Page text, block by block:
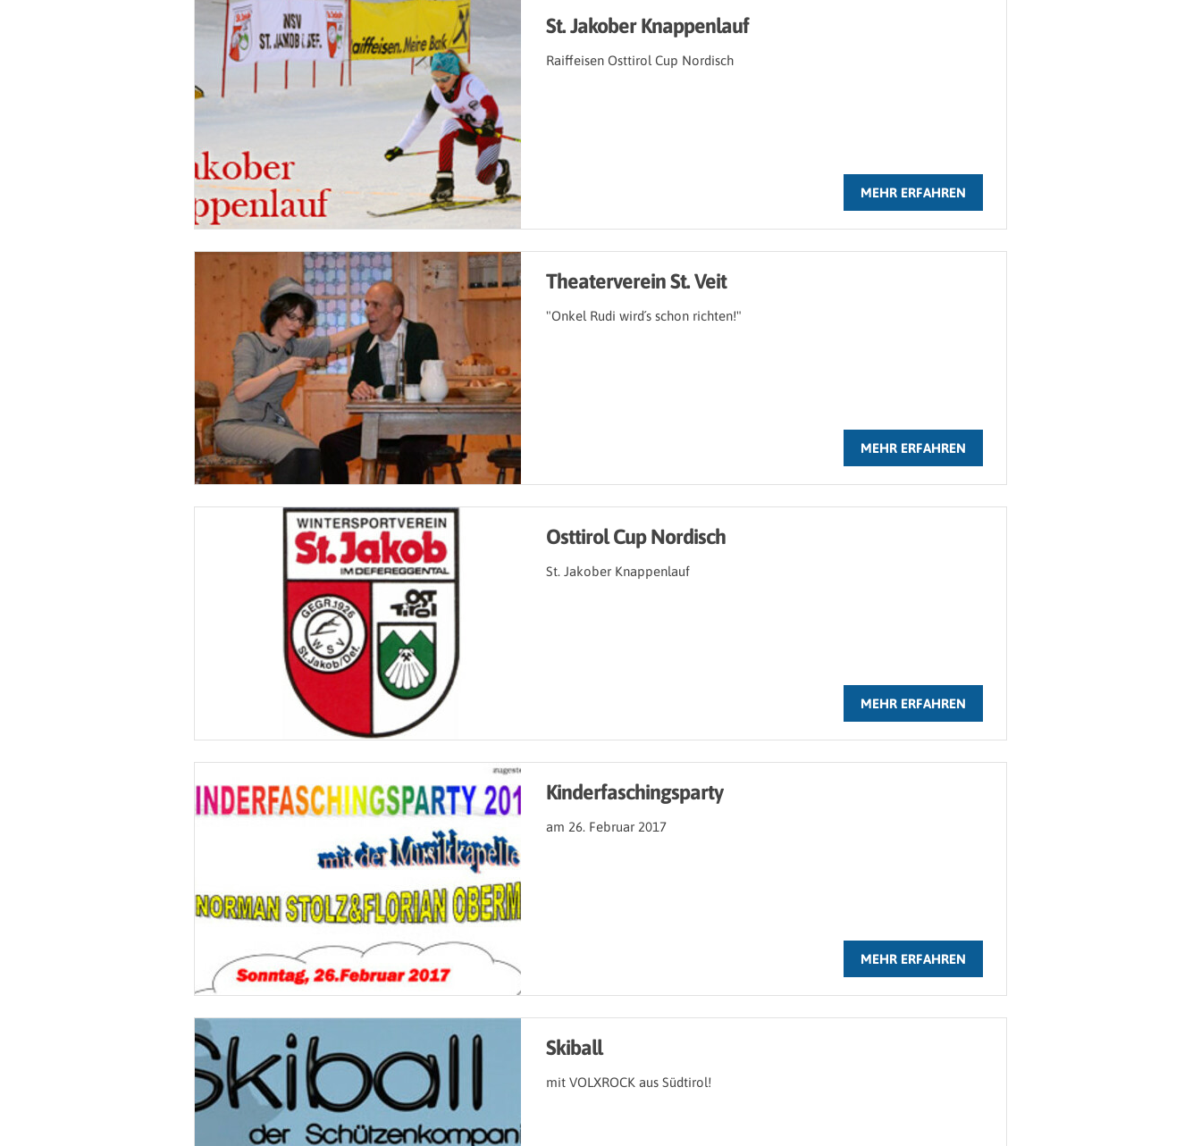
St. Jakober Knappenlauf
Raiffeisen Osttirol Cup Nordisch
MEHR ERFAHREN
Theaterverein St. Veit
"Onkel Rudi wird´s schon richten!"
MEHR ERFAHREN
Osttirol Cup Nordisch
St. Jakober Knappenlauf
MEHR ERFAHREN
Kinderfaschingsparty
am 26. Februar 2017
MEHR ERFAHREN
Skiball
mit VOLXROCK aus Südtirol!